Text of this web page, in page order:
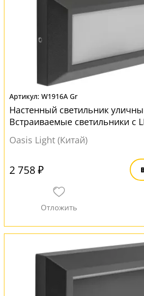
W1916A Gr
Настенный светильник
Встраиваемые светильники c
серый
Oasis Light (Китай)
2 758 ₽